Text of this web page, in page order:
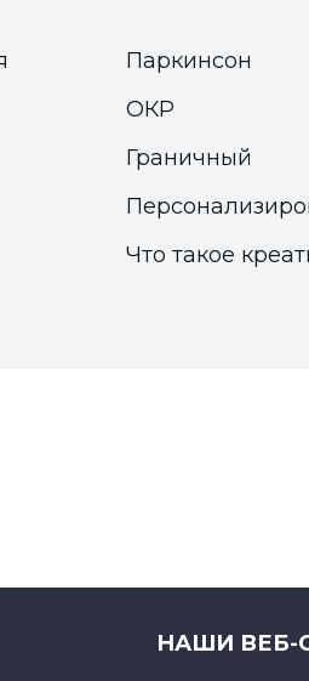
Паркинсон
ОКР
Граничный
Что такое
НАШИ ВЕБ-